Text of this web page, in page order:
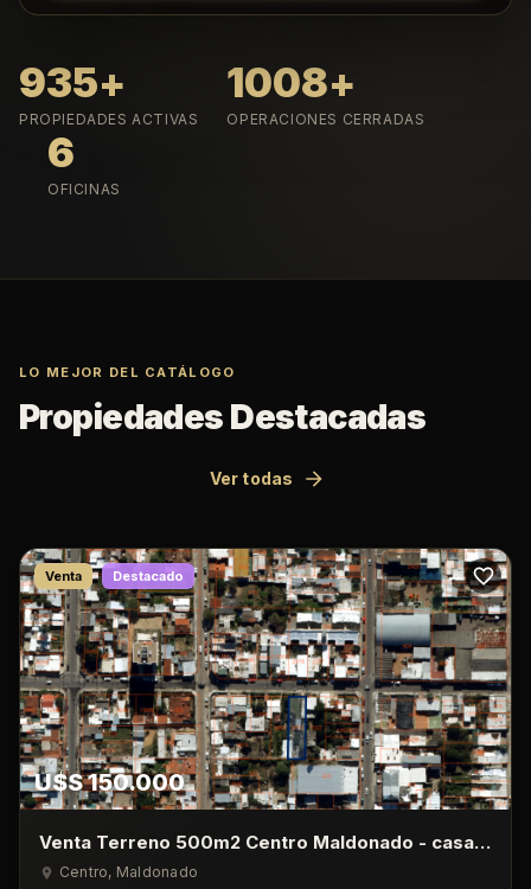
935+
PROPIEDADES ACTIVAS
1008+
OPERACIONES CERRADAS
6
OFICINAS
LO MEJOR DEL CATÁLOGO
Propiedades Destacadas
Ver todas
Venta Destacado
U$S 150.000
Venta Terreno 500m2 Centro Maldonado - casa
de 1 Dormitorio
Centro, Maldonado